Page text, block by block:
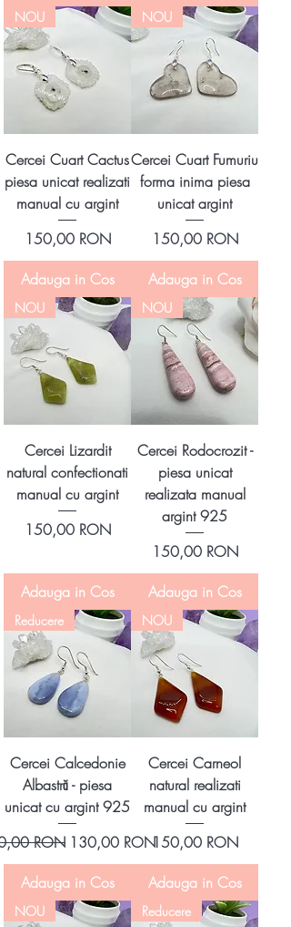
NOU
Cercei Cuart Cactus
piesa unicat realizati
manual cu argint
Preț
150,00 RON
Adauga in Cos
NOU
Cercei Cuart Fumuriu
forma inima piesa
unicat argint
Preț
150,00 RON
Adauga in Cos
NOU
Cercei Lizardit
natural confectionati
manual cu argint
Preț
150,00 RON
Adauga in Cos
NOU
Cercei Rodocrozit -
piesa unicat
realizata manual
argint 925
Preț
150,00 RON
Adauga in Cos
Reducere
Cercei Calcedonie
Albastră - piesa
unicat cu argint 925
normalRON Preț redus
130,00 RON
Adauga in Cos
NOU
Cercei Carneol
natural realizati
manual cu argint
Preț
150,00 RON
Adauga in Cos
NOU Reducere